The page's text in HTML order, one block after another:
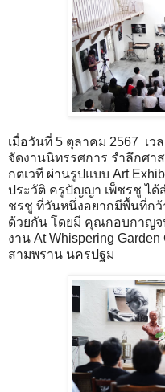
เมื่อวันที่ 5 ตุลาคม 2567 เว
จัดงานนิทรรศการ รำลึกศา
กตเวที ผ่านรูปแบบ Art
ประวัติ ครูปัญญา เพ็ชรชู ไ
ชรชู ที่วันหนึ่งอยากมีพื้นที่ก
ด้วยกัน โดยมี คุณกอบกาญจ
งาน At Whispering
สามพราน นครปฐม